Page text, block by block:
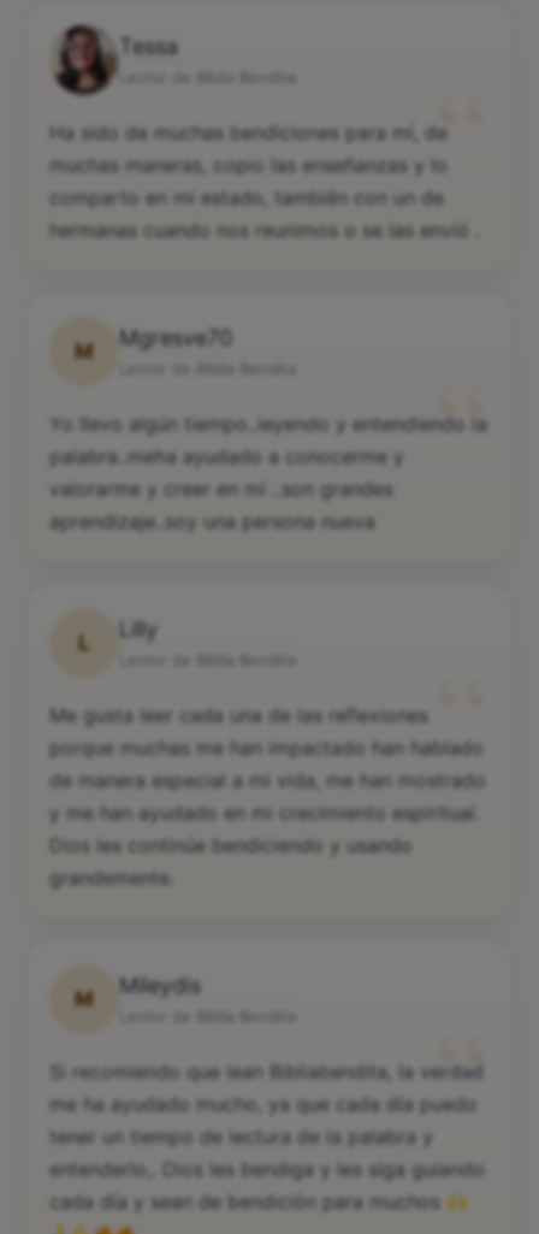
Tessa
“
Ha sido de muchas bendiciones para mí, de
muchas maneras, copio las enseñanzas y lo
comparto en mi estado, también con un de
hermanas cuando nos reunimos o se las envió .
M
Mgresve70
“
Yo llevo algún tiempo..leyendo y entendiendo la
palabra..meha ayudado a conocerme y
valorarme y creer en mi ..son grandes
aprendizaje..soy una persona nueva
L
Lilly
“
Me gusta leer cada una de las reflexiones
porque muchas me han impactado han hablado
de manera especial a mi vida, me han mostrado
y me han ayudado en mi crecimiento espiritual.
Dios les continúe bendiciendo y usando
grandemente.
M
Mileydis
“
Si recomiendo que lean Bibliabendita, la verdad
me ha ayudado mucho, ya que cada día puedo
tener un tiempo de lectura de la palabra y
entenderlo,. Dios les bendiga y les siga guiando
cada día y sean de bendición para muchos